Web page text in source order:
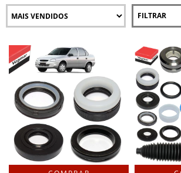
FILTRAR